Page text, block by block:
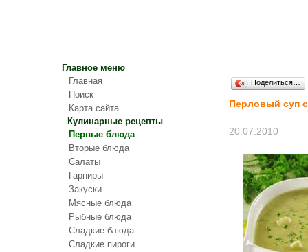
Главное меню
Главная
Поиск
Карта сайта
Кулинарные рецепты
Первые блюда
Вторые блюда
Салаты
Гарниры
Закуски
Мясные блюда
Рыбные блюда
Сладкие блюда
Сладкие пироги
Поделиться…
Перловый суп
20.07.2010